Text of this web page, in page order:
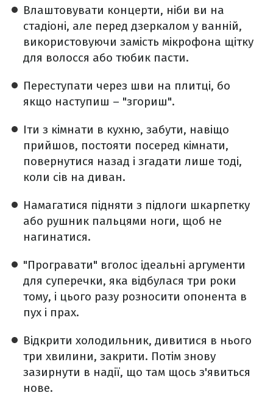
Влаштовувати концерти, ніби ви на
стадіоні, але перед дзеркалом у ванній,
використовуючи замість мікрофона щітку
для волосся або тюбик пасти.
Переступати через шви на плитці, бо
якщо наступиш – "згориш".
Іти з кімнати в кухню, забути, навіщо
прийшов, постояти посеред кімнати,
повернутися назад і згадати лише тоді,
коли сів на диван.
Намагатися підняти з підлоги шкарпетку
або рушник пальцями ноги, щоб не
нагинатися.
"Програвати" вголос ідеальні аргументи
для суперечки, яка відбулася три роки
тому, і цього разу розносити опонента в
пух і прах.
Відкрити холодильник, дивитися в нього
три хвилини, закрити. Потім знову
зазирнути в надії, що там щось з'явиться
нове.